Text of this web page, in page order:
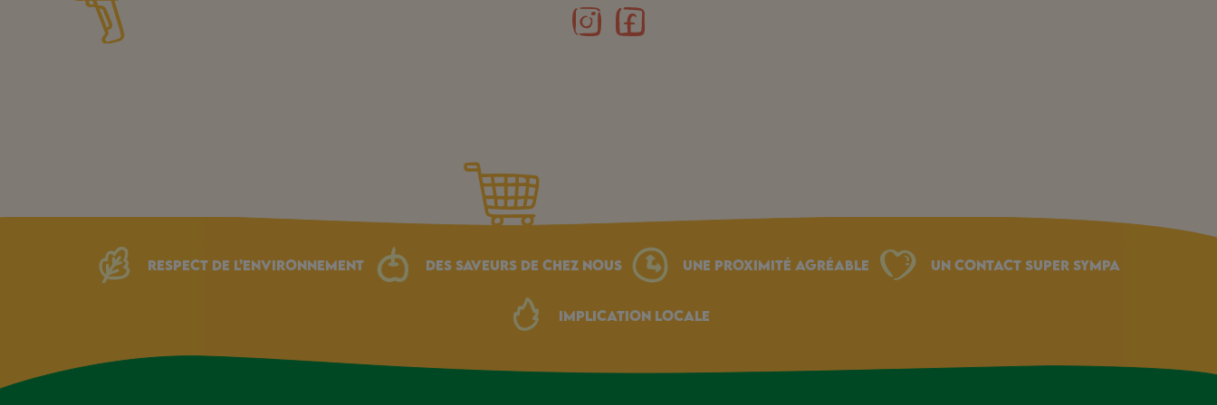
Respect de l’environnement Des saveurs de chez nous une proximité agréable Un Contact Super Sympa
Implication locale